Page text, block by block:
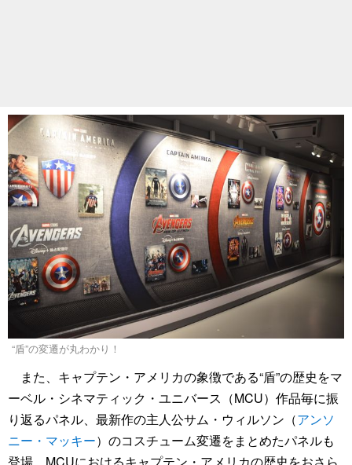
“盾”の変遷が丸わかり！
また、キャプテン・アメリカの象徴である“盾”の歴史をマ
ーベル・シネマティック・ユニバース（MCU）作品毎に振
り返るパネル、最新作の主人公サム・ウィルソン（アンソ
ニー・マッキー）のコスチューム変遷をまとめたパネルも